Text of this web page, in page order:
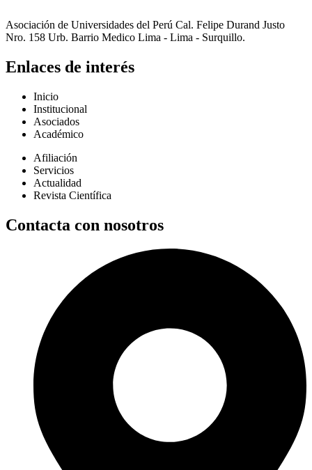
Asociación de Universidades del Perú Cal. Felipe Durand Justo
Nro. 158 Urb. Barrio Medico Lima - Lima - Surquillo.
Enlaces de interés
Inicio
Institucional
Asociados
Académico
Afiliación
Servicios
Actualidad
Revista Científica
Contacta con nosotros